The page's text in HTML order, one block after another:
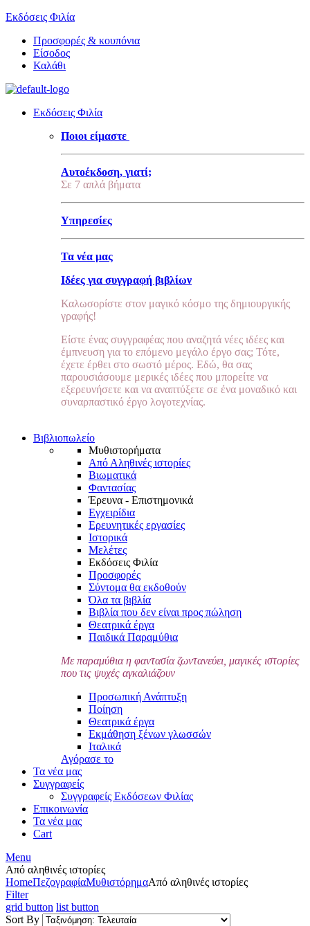
Εκδόσεις Φιλία
Προσφορές & κουπόνια
Είσοδος
Καλάθι
Εκδόσεις Φιλία
Ποιοι είμαστε
Αυτοέκδοση, γιατί;
Σε 7 απλά βήματα
Υπηρεσίες
Τα νέα μας
Ιδέες για συγγραφή βιβλίων
Καλωσορίστε στον μαγικό κόσμο της δημιουργικής
γραφής!
Είστε ένας συγγραφέας που αναζητά νέες ιδέες και
έμπνευση για το επόμενο μεγάλο έργο σας; Τότε,
έχετε έρθει στο σωστό μέρος. Εδώ, θα σας
παρουσιάσουμε μερικές ιδέες που μπορείτε να
εξερευνήσετε και να αναπτύξετε σε ένα μοναδικό και
συναρπαστικό έργο λογοτεχνίας.
Βιβλιοπωλείο
Μυθιστορήματα
Από Αληθινές ιστορίες
Βιωματικά
Φαντασίας
Έρευνα - Επιστημονικά
Εγχειρίδια
Ερευνητικές εργασίες
Ιστορικά
Μελέτες
Εκδόσεις Φιλία
Προσφορές
Σύντομα θα εκδοθούν
Όλα τα βιβλία
Βιβλία που δεν είναι προς πώληση
Θεατρικά έργα
Παιδικά Παραμύθια
Με παραμύθια η φαντασία ζωντανεύει, μαγικές ιστορίες
που τις ψυχές αγκαλιάζουν
Προσωπική Ανάπτυξη
Ποίηση
Θεατρικά έργα
Εκμάθηση ξένων γλωσσών
Ιταλικά
Αγόρασε το
Τα νέα μας
Συγγραφείς
Συγγραφείς Εκδόσεων Φιλίας
Επικοινωνία
Τα νέα μας
Cart
Menu
Από αληθινές ιστορίες
HomeΠεζογραφίαΜυθιστόρημαΑπό αληθινές ιστορίες
Filter
grid button list button
Sort By